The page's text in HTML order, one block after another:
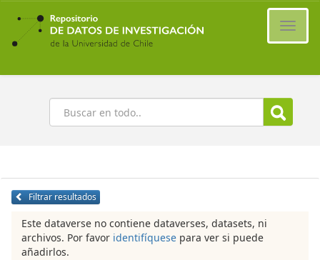
Ir
contenido
principal
Buscar
Filtrar resultados
Este dataverse no contiene dataverses, datasets, ni
archivos. Por favor identifíquese para ver si puede
añadirlos.